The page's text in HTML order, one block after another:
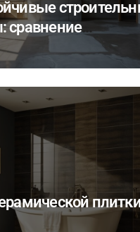
сравнение
и традиционного
и